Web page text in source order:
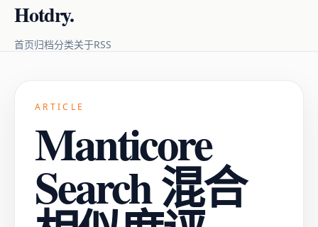
Hotdry.
首页归档分类关于RSS
ARTICLE
Manticore
Search 混合